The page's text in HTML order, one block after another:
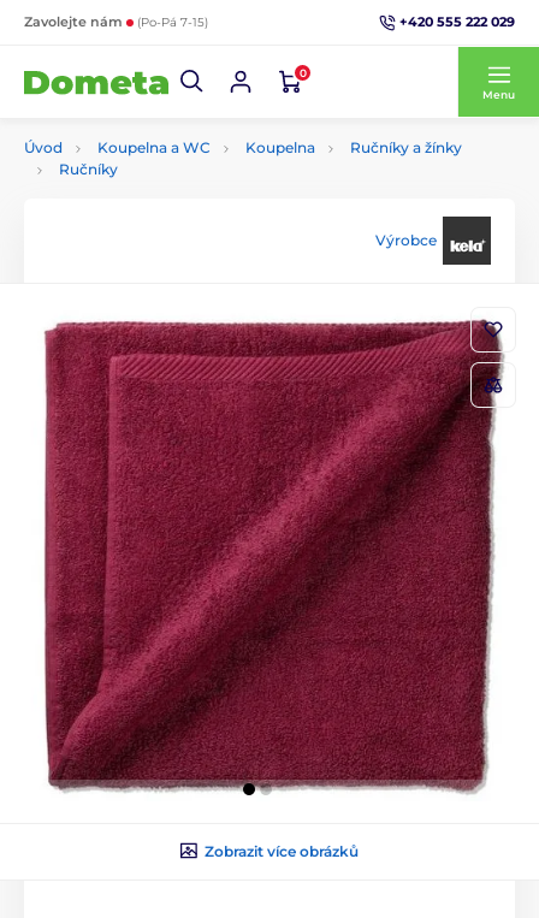
Zavolejte nám (Po-Pá 7-15) +420 555 222 029
0
Menu
Úvod Koupelna a WC Koupelna
Ručníky a žínky
Ručníky
Výrobce
Zobrazit více obrázků